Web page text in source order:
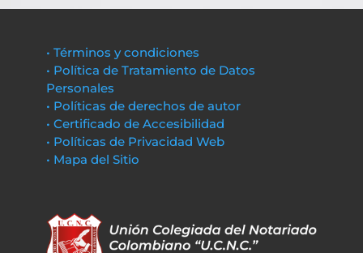
• Términos y condiciones
• Política de Tratamiento de Datos
Personales
• Políticas de derechos de autor
• Certificado de Accesibilidad
• Políticas de Privacidad Web
• Mapa del Sitio